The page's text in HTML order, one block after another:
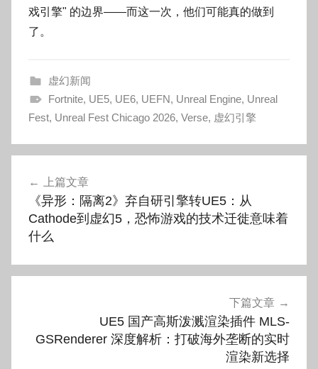
戏引擎" 的边界——而这一次，他们可能真的做到
了。
虚幻新闻
Fortnite, UE5, UE6, UEFN, Unreal Engine, Unreal
Fest, Unreal Fest Chicago 2026, Verse, 虚幻引擎
上篇文章
《异形：隔离2》弃自研引擎转UE5：从
Cathode到虚幻5，恐怖游戏的技术迁徙意味着
什么
下篇文章
UE5 国产高斯泼溅渲染插件 MLS-
GSRenderer 深度解析：打破海外垄断的实时
渲染新选择